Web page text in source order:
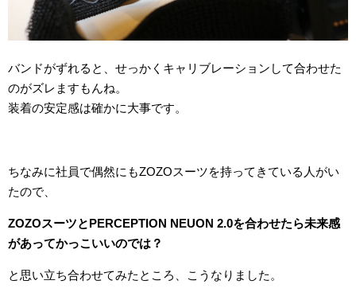
バンドがずれると、せっかくキャリブレーションして合わせた
のがズレますもんね。
装着の安定感は確かに大事です。
ちなみに社員で偶然にもZOZOスーツを持ってきている人がい
たので、
ZOZOスーツとPERCEPTION NEUON 2.0を合わせたら未来感
があってかっこいいのでは？
と思い立ち合わせてみたところ、こうなりました。